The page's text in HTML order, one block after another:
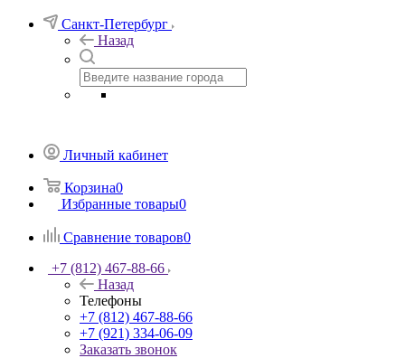
Санкт-Петербург
Назад
Личный кабинет
Корзина0
Избранные товары0
Сравнение товаров0
+7 (812) 467-88-66
Назад
Телефоны
+7 (812) 467-88-66
+7 (921) 334-06-09
Заказать звонок